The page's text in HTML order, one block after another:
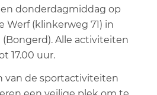
donderdagmiddag op
Werf (klinkerweg 71) in
Alle activiteiten
17.00 uur.
van de sportactiviteiten